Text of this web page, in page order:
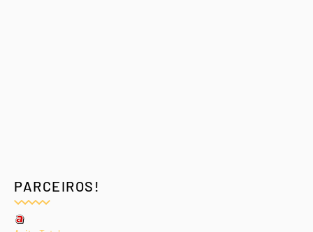
PARCEIROS!